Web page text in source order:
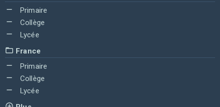
Primaire
Collège
Lycée
France
Primaire
Collège
Lycée